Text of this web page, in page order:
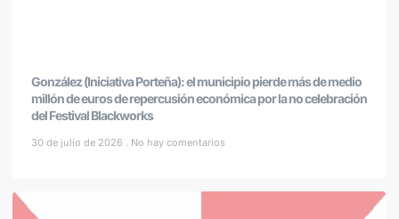
González (Iniciativa Porteña): el municipio pierde más de medio
millón de euros de repercusión económica por la no celebración
del Festival Blackworks
30 de julio de 2026 No hay comentarios